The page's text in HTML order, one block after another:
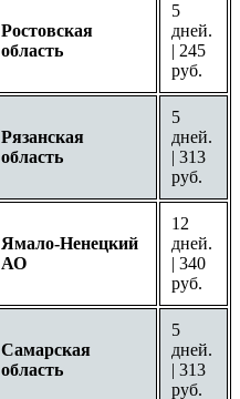
Ростовская
область
5
дней.
| 245
руб.
Рязанская
область
5
дней.
| 313
руб.
Ямало-Ненецкий
АО
12
дней.
| 340
руб.
Самарская
область
5
дней.
| 313
руб.